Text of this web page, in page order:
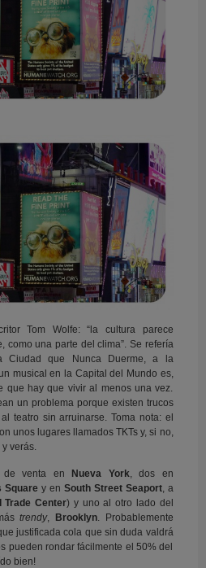
Tom Wolfe: “la cultura parece
como una parte del clima”. Se refería
Ciudad que Nunca Duerme, a la
musical en la Capital del Mundo es,
que hay que vivir al menos una vez.
un problema porque existen trucos
teatro sin arruinarse. Toma nota: el
unos lugares llamados TKTs y, si no,
y verás.
de venta en Nueva York , dos en
Square y en South Street Seaport, a
Trade Center) y uno al otro lado del
trendy, Brooklyn. Probablemente
justificada cola que sin duda valdrá
pueden rondar fácilmente el 50% del
bien!